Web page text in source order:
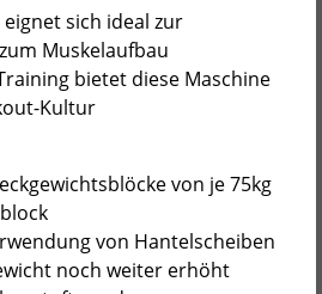
sich ideal zur
Muskelaufbau
bietet diese Maschine
Kultur
von je 75kg
von Hantelscheiben
noch weiter erhöht